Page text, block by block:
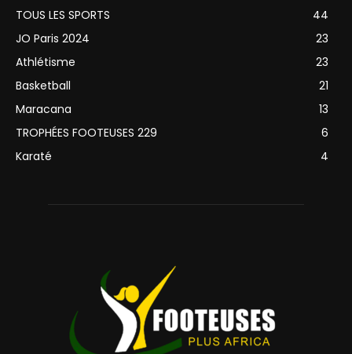
TOUS LES SPORTS
44
JO Paris 2024
23
Athlétisme
23
Basketball
21
Maracana
13
TROPHÉES FOOTEUSES 229
6
Karaté
4